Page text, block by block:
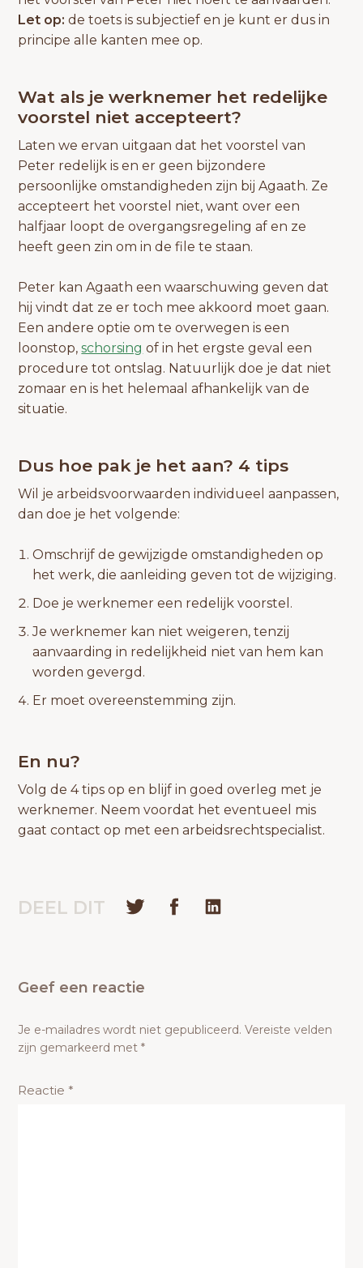
Let op: de toets is subjectief en je kunt er dus in
principe alle kanten mee op.
Wat als je werknemer het redelijke
voorstel niet accepteert?
Laten we ervan uitgaan dat het voorstel van
Peter redelijk is en er geen bijzondere
persoonlijke omstandigheden zijn bij Agaath. Ze
accepteert het voorstel niet, want over een
halfjaar loopt de overgangsregeling af en ze
heeft geen zin om in de file te staan.
Peter kan Agaath een waarschuwing geven dat
hij vindt dat ze er toch mee akkoord moet gaan.
Een andere optie om te overwegen is een
loonstop,schorsing of in het ergste geval een
procedure tot ontslag. Natuurlijk doe je dat niet
zomaar en is het helemaal afhankelijk van de
situatie.
Dus hoe pak je het aan? 4 tips
Wil je arbeidsvoorwaarden individueel aanpassen,
dan doe je het volgende:
Omschrijf de gewijzigde omstandigheden op
het werk, die aanleiding geven tot de wijziging.
Doe je werknemer een redelijk voorstel.
Je werknemer kan niet weigeren, tenzij
aanvaarding in redelijkheid niet van hem kan
worden gevergd.
Er moet overeenstemming zijn.
En nu?
Volg de 4 tips op en blijf in goed overleg met je
werknemer. Neem voordat het eventueel mis
gaat contact op met een arbeidsrechtspecialist.
DEEL DIT
Geef een reactie
Je e-mailadres wordt niet gepubliceerd. Vereiste velden
zijn gemarkeerd met*
Reactie *